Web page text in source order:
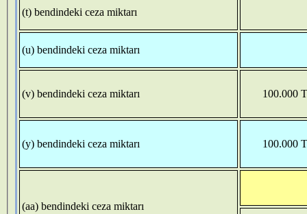
(t) bendindeki ceza miktarı
(u) bendindeki ceza miktarı
(v) bendindeki ceza miktarı 100.000
(y) bendindeki ceza miktarı 100.000
(aa) bendindeki ceza miktarı